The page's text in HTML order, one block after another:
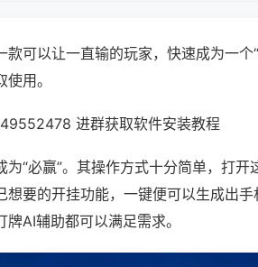
可以让一直输的玩家，快速成为一个
用。
进群获取软件安装教程
“必赢”。其操作方式十分简单，打
想要的开挂功能，一键便可以生成出
AI辅助都可以满足需求。